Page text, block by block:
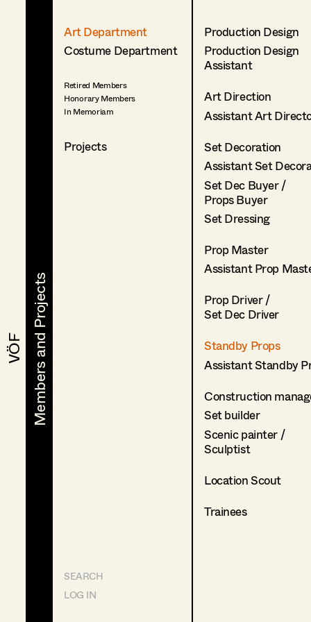
VÖF
VÖF Members and Projects
Members and Projects
Art Department
Costume Department
Retired Members
Honorary Members
In Memoriam
Projects
SEARCH
LOG IN
Production Design
Production Design
Assistant
Art Direction
Assistant Art
Set Decoration
Assistant Set
Set Dec Buyer /
Props Buyer
Set Dressing
Prop Master
Assistant Prop
Prop Driver /
Set Dec Driver
Standby Props
Assistant Standby
Construction
Set builder
Scenic painter /
Sculptist
Location Scout
Trainees